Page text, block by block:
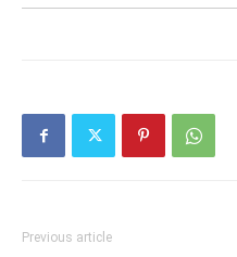
Previous article